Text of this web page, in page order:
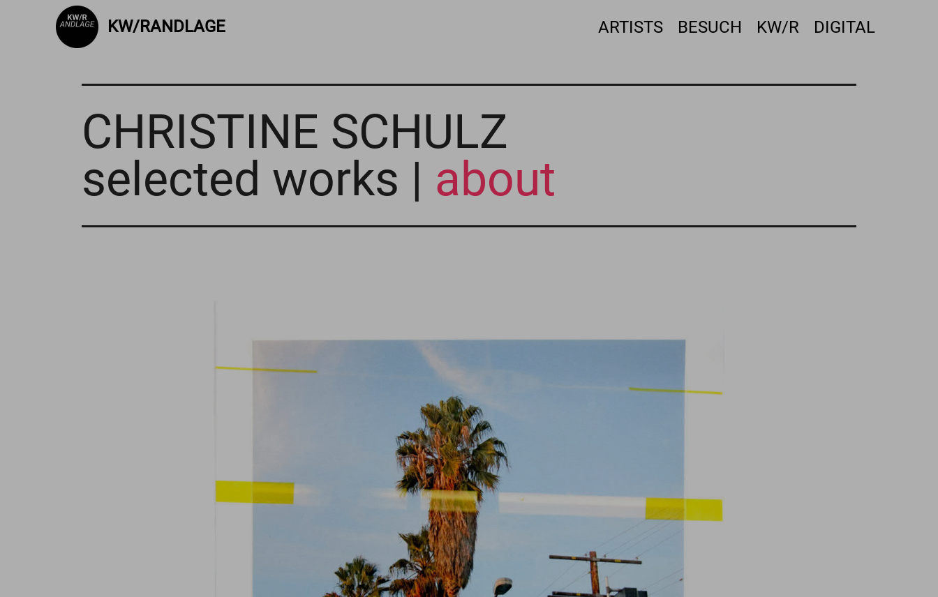
KW/RANDLAGE ARTISTS BESUCH KW/R DIGITAL
CHRISTINE SCHULZ
selected works | about